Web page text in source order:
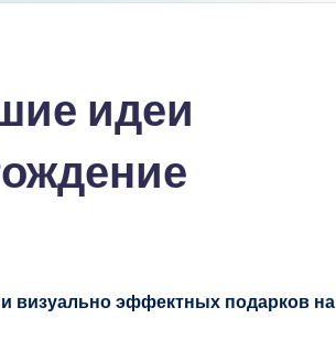
идеи
визуально эффектных подарков на